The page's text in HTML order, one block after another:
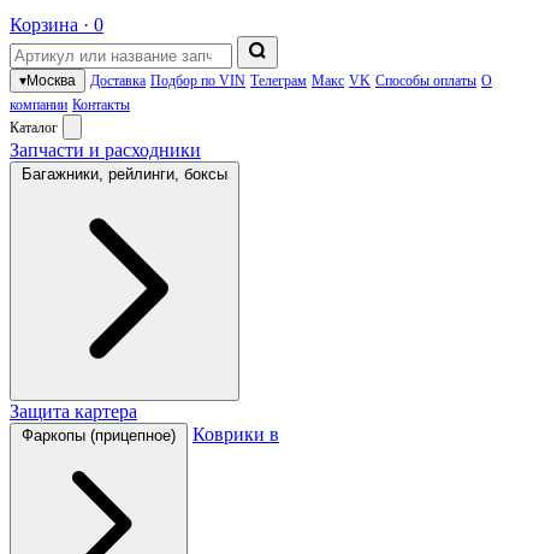
Корзина · 0
▾Москва Доставка Подбор по VIN Телеграм Макс VK Способы оплаты О
компании Контакты
Каталог
Запчасти и расходники
Багажники, рейлинги, боксы
Защита картера
Фаркопы (прицепное) Коврики в